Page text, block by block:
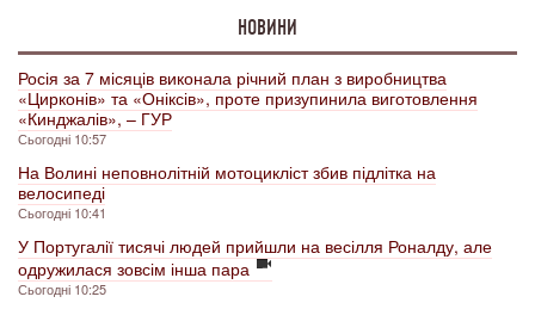
НОВИНИ
Росія за 7 місяців виконала річний план з виробництва
«Цирконів» та «Оніксів», проте призупинила виготовлення
«Кинджалів», – ГУР
Сьогодні 10:57
На Волині неповнолітній мотоцикліст збив підлітка на
велосипеді
Сьогодні 10:41
У Португалії тисячі людей прийшли на весілля Роналду, але
одружилася зовсім інша пара
Сьогодні 10:25